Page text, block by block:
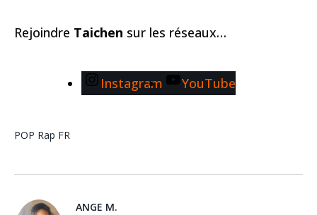
Rejoindre Taichen sur les réseaux…
Instagram YouTube
POP Rap FR
ANGE M.